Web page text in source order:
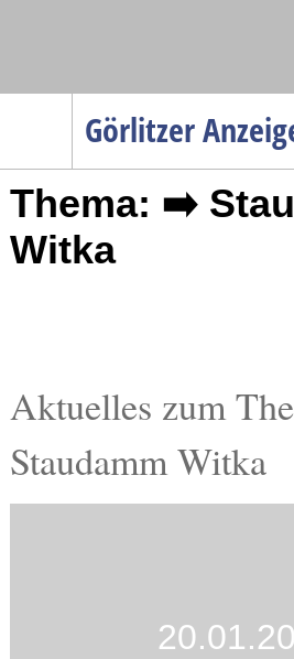
Görlitzer
Menüpunkte
Startseite
Gesellschaft
Gesundheit
Kultur
Thema: ➡️
Witka
Aktuelles zum
Staudamm Witka